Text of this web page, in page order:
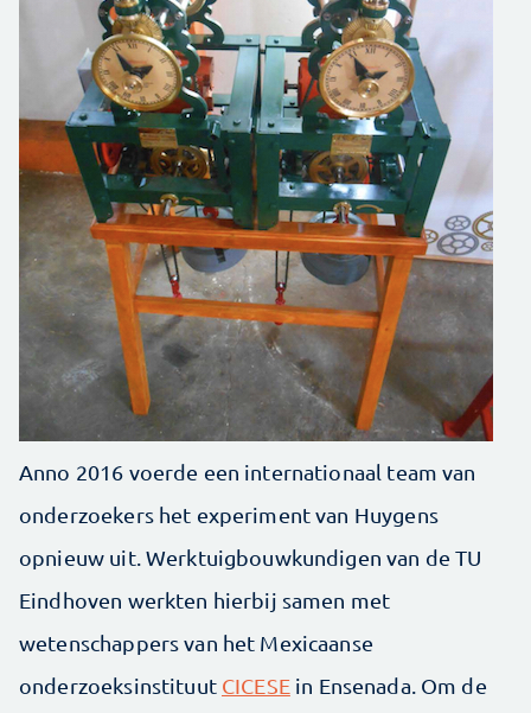
Anno 2016 voerde een internationaal team van
onderzoekers het experiment van Huygens
opnieuw uit. Werktuigbouwkundigen van de TU
Eindhoven werkten hierbij samen met
wetenschappers van het Mexicaanse
onderzoeksinstituut CICESEin Ensenada. Om de